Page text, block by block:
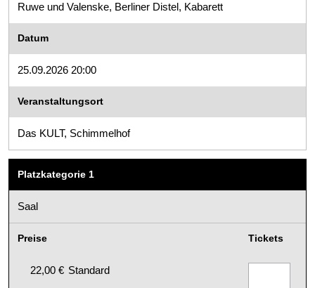
Ruwe und Valenske, Berliner Distel, Kabarett
Datum
25.09.2026 20:00
Veranstaltungsort
Das KULT, Schimmelhof
Platzkategorie 1
Saal
Tickets
Preise
22,00 € Standard